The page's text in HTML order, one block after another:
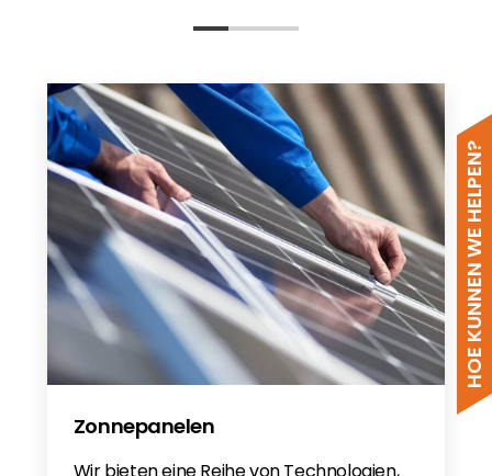
HOE KUNNEN WE HELPEN?
Zonnepanelen
Wir bieten eine Reihe von Technologien,